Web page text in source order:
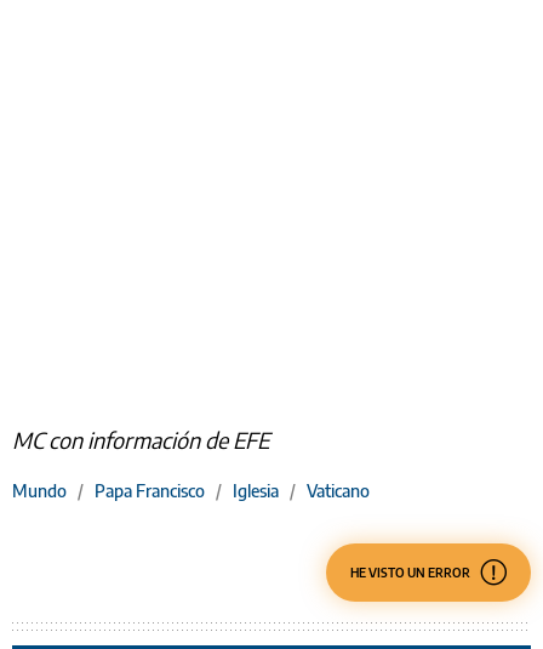
MC con información de EFE
Mundo / Papa Francisco / Iglesia / Vaticano
HE VISTO UN ERROR